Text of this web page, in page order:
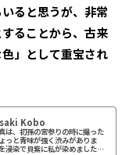
ると思うが、非常
ることから、古来
」として重宝され
Kobo
は、初孫の宮参りの時に撮った
っと青味が強く渋みがありま
染で貝紫に私が染めました。